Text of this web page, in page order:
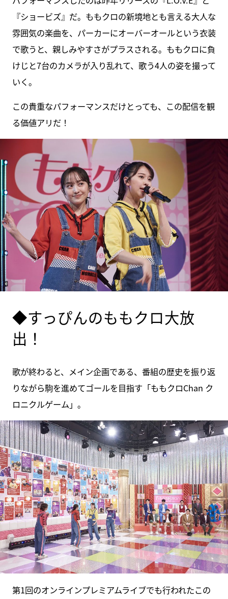
『ショービズ』だ。ももクロの新境地とも言える大人な
雰囲気の楽曲を、パーカーにオーバーオールという衣装
で歌うと、親しみやすさがプラスされる。ももクロに負
けじと7台のカメラが入り乱れて、歌う4人の姿を撮って
いく。
この貴重なパフォーマンスだけとっても、この配信を観
る価値アリだ！
◆すっぴんのももクロ大放
出！
歌が終わると、メイン企画である、番組の歴史を振り返
りながら駒を進めてゴールを目指す「ももクロChan ク
ロニクルゲーム」。
第1回のオンラインプレミアムライブでも行われたこの